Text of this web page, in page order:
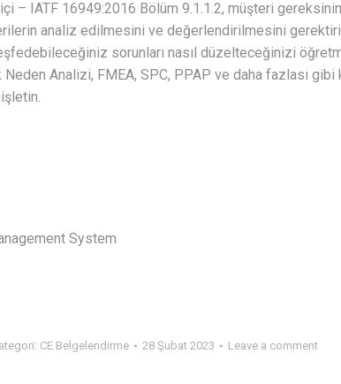
– IATF 16949:2016 Bölüm 9.1.1.2, müşteri
analiz edilmesini ve değerlendirilmesini
sorunları nasıl düzelteceğinizi
Neden Analizi, FMEA, SPC, PPAP ve daha fazlası
System
CE Belgelendirme 28 Şubat 2023 Leave a comment